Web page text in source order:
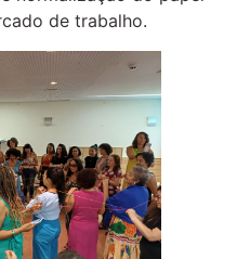
de trabalho.